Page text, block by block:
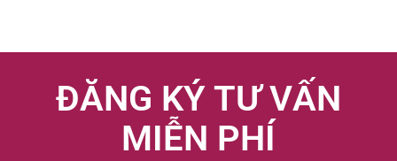
ĐĂNG KÝ TƯ VẤN
MIỄN PHÍ